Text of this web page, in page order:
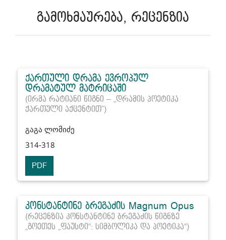
გამოხმაურება, რეცენზია
ქართული დრამა ევროპულ
დრამატულ მატრიცაში
(ირმა რატიანი წიგნი – „დრამის პოეტიკა
ქართული აქცენტით”)
გაგა ლომიძე
314-318
PDF
კონსტანტინე ბრეგაძის Magnum Opus
(რეცენზია კონსტანტინე ბრეგაძის წიგნზე
„გოეთეს „ფაუსტი“: სიმბოლიკა და პოეტიკა“)